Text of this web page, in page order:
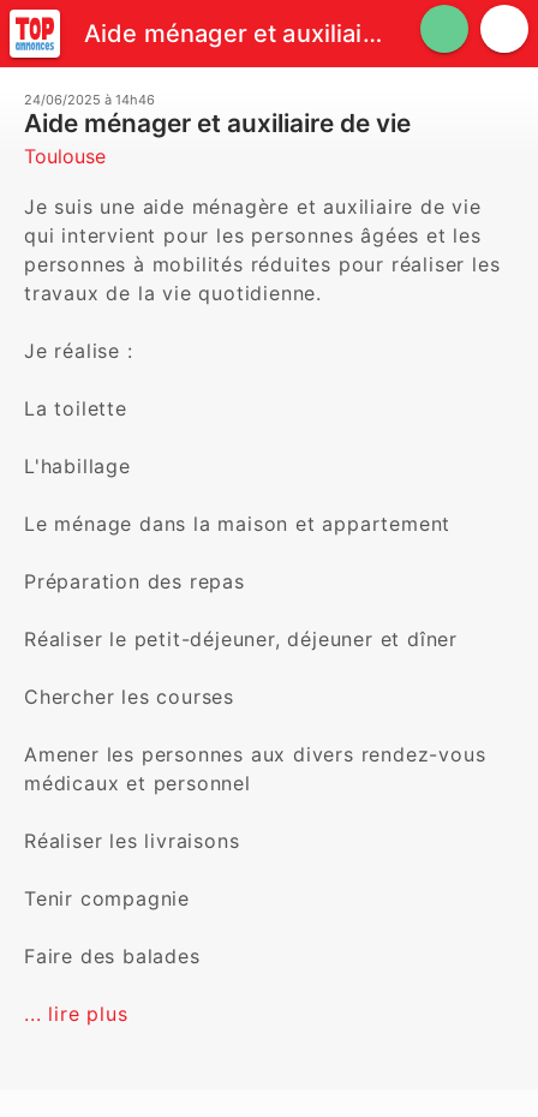
Aide ménager et auxiliaire de vie
24/06/2025 à 14h46
Aide ménager et auxiliaire de vie
Toulouse
Je suis une aide ménagère et auxiliaire de vie
qui intervient pour les personnes âgées et les
personnes à mobilités réduites pour réaliser les
travaux de la vie quotidienne.
Je réalise :
La toilette
L'habillage
Le ménage dans la maison et appartement
Préparation des repas
Réaliser le petit-déjeuner, déjeuner et dîner
Chercher les courses
Amener les personnes aux divers rendez-vous
médicaux et personnel
Réaliser les livraisons
Tenir compagnie
Faire des balades
... lire plus